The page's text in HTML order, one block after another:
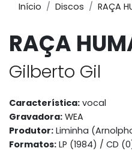
Início Discos RAÇA
RAÇA
Gilberto Gil
Característica: vocal
Gravadora: WEA
Produtor: Liminha
Formatos: LP (1984) / CD